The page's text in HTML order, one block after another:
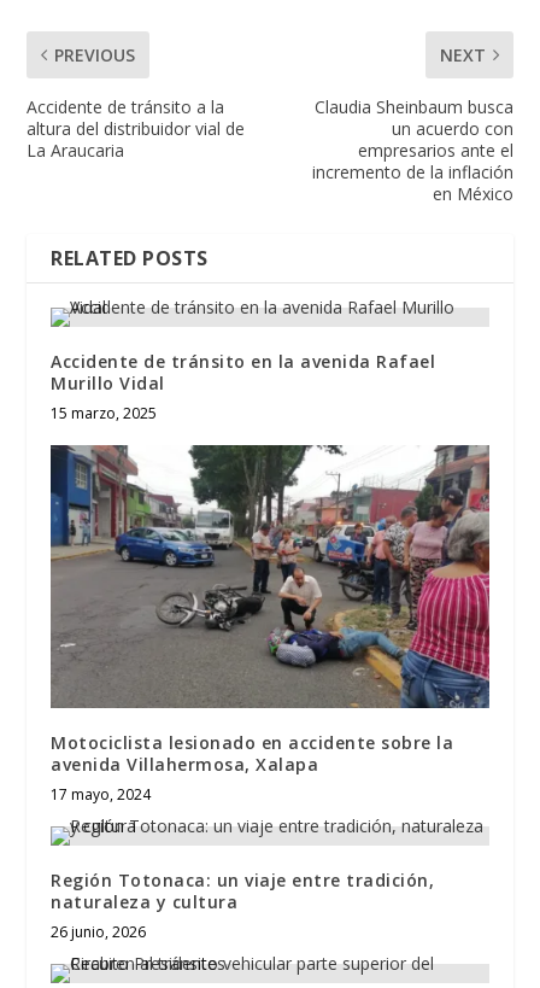
PREVIOUS
Accidente de tránsito a la
altura del distribuidor vial de
La Araucaria
NEXT
Claudia Sheinbaum busca
un acuerdo con
empresarios ante el
incremento de la inflación
en México
RELATED POSTS
Accidente de tránsito en la avenida Rafael
Murillo Vidal
15 marzo, 2025
Motociclista lesionado en accidente sobre la
avenida Villahermosa, Xalapa
17 mayo, 2024
Región Totonaca: un viaje entre tradición,
naturaleza y cultura
26 junio, 2026